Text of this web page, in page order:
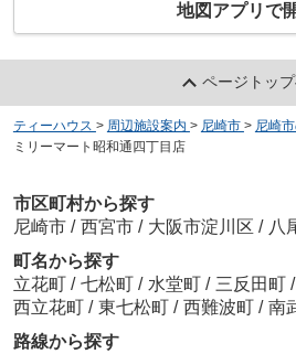
地図アプリで
ページトッ
ティーハウス > 周辺施設案内 > 尼崎市 > 尼崎
ミリーマート昭和通四丁目店
市区町村から探す
尼崎市 / 西宮市 / 大阪市淀川区 / 八
町名から探す
立花町 / 七松町 / 水堂町 / 三反田町 /
西立花町 / 東七松町 / 西難波町 / 南
路線から探す